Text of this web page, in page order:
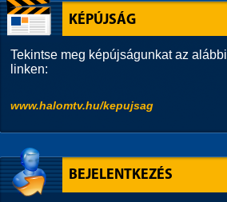
KÉPÚJSÁG
Tekintse meg képújságunkat az alábbi
linken:
www.halomtv.hu/kepujsag
BEJELENTKEZÉS